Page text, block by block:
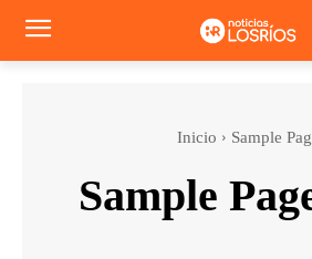
Inicio Sample
Sample